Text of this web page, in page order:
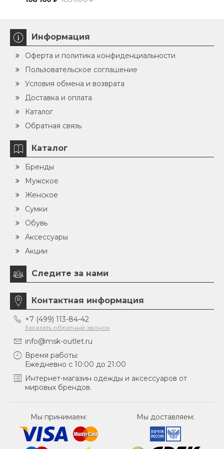
Информация
Оферта и политика конфиденциальности
Пользовательское соглашение
Условия обмена и возврата
Доставка и оплата
Каталог
Обратная связь
Каталог
Бренды
Мужское
Женское
Сумки
Обувь
Аксессуары
Акции
Следите за нами
Контактная информация
+7 (499) 113-84-42
Заказать обратный звонок
info@msk-outlet.ru
Время работы:
Ежедневно с 10:00 до 21:00
Интернет-магазин одежды и аксессуаров от
мировых брендов.
Мы принимаем: Мы доставляем: